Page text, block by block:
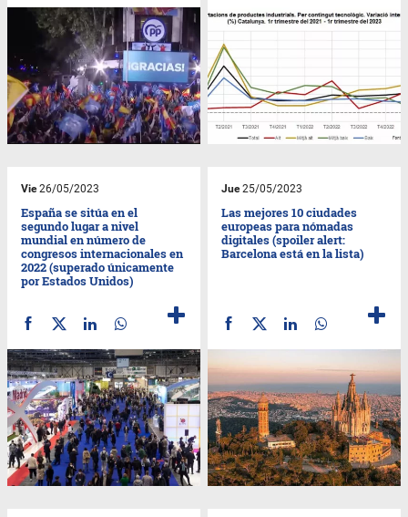
Vie26/05/2023
España se sitúa en el
segundo lugar a nivel
mundial en número de
congresos internacionales en
2022 (superado únicamente
por Estados Unidos)
Jue25/05/2023
Las mejores 10 ciudades
europeas para nómadas
digitales (spoiler alert:
Barcelona está en la lista)